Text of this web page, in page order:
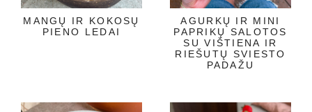
MANGŲ IR KOKOSŲ
PIENO LEDAI
AGURKŲ IR MINI
PAPRIKŲ SALOTOS
SU VIŠTIENA IR
RIEŠUTŲ SVIESTO
PADAŽU